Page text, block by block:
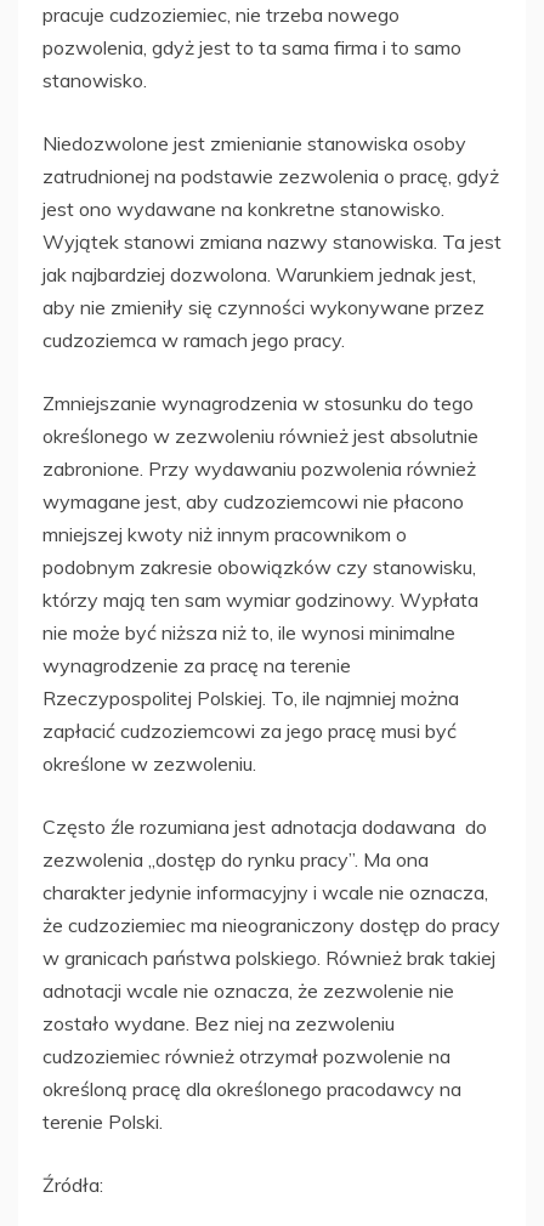
pracuje cudzoziemiec, nie trzeba nowego
pozwolenia, gdyż jest to ta sama firma i to samo
stanowisko.
Niedozwolone jest zmienianie stanowiska osoby
zatrudnionej na podstawie zezwolenia o pracę, gdyż
jest ono wydawane na konkretne stanowisko.
Wyjątek stanowi zmiana nazwy stanowiska. Ta jest
jak najbardziej dozwolona. Warunkiem jednak jest,
aby nie zmieniły się czynności wykonywane przez
cudzoziemca w ramach jego pracy.
Zmniejszanie wynagrodzenia w stosunku do tego
określonego w zezwoleniu również jest absolutnie
zabronione. Przy wydawaniu pozwolenia również
wymagane jest, aby cudzoziemcowi nie płacono
mniejszej kwoty niż innym pracownikom o
podobnym zakresie obowiązków czy stanowisku,
którzy mają ten sam wymiar godzinowy. Wypłata
nie może być niższa niż to, ile wynosi minimalne
wynagrodzenie za pracę na terenie
Rzeczypospolitej Polskiej. To, ile najmniej można
zapłacić cudzoziemcowi za jego pracę musi być
określone w zezwoleniu.
Często źle rozumiana jest adnotacja dodawana do
zezwolenia „dostęp do rynku pracy”. Ma ona
charakter jedynie informacyjny i wcale nie oznacza,
że cudzoziemiec ma nieograniczony dostęp do pracy
w granicach państwa polskiego. Również brak takiej
adnotacji wcale nie oznacza, że zezwolenie nie
zostało wydane. Bez niej na zezwoleniu
cudzoziemiec również otrzymał pozwolenie na
określoną pracę dla określonego pracodawcy na
terenie Polski.
Źródła: